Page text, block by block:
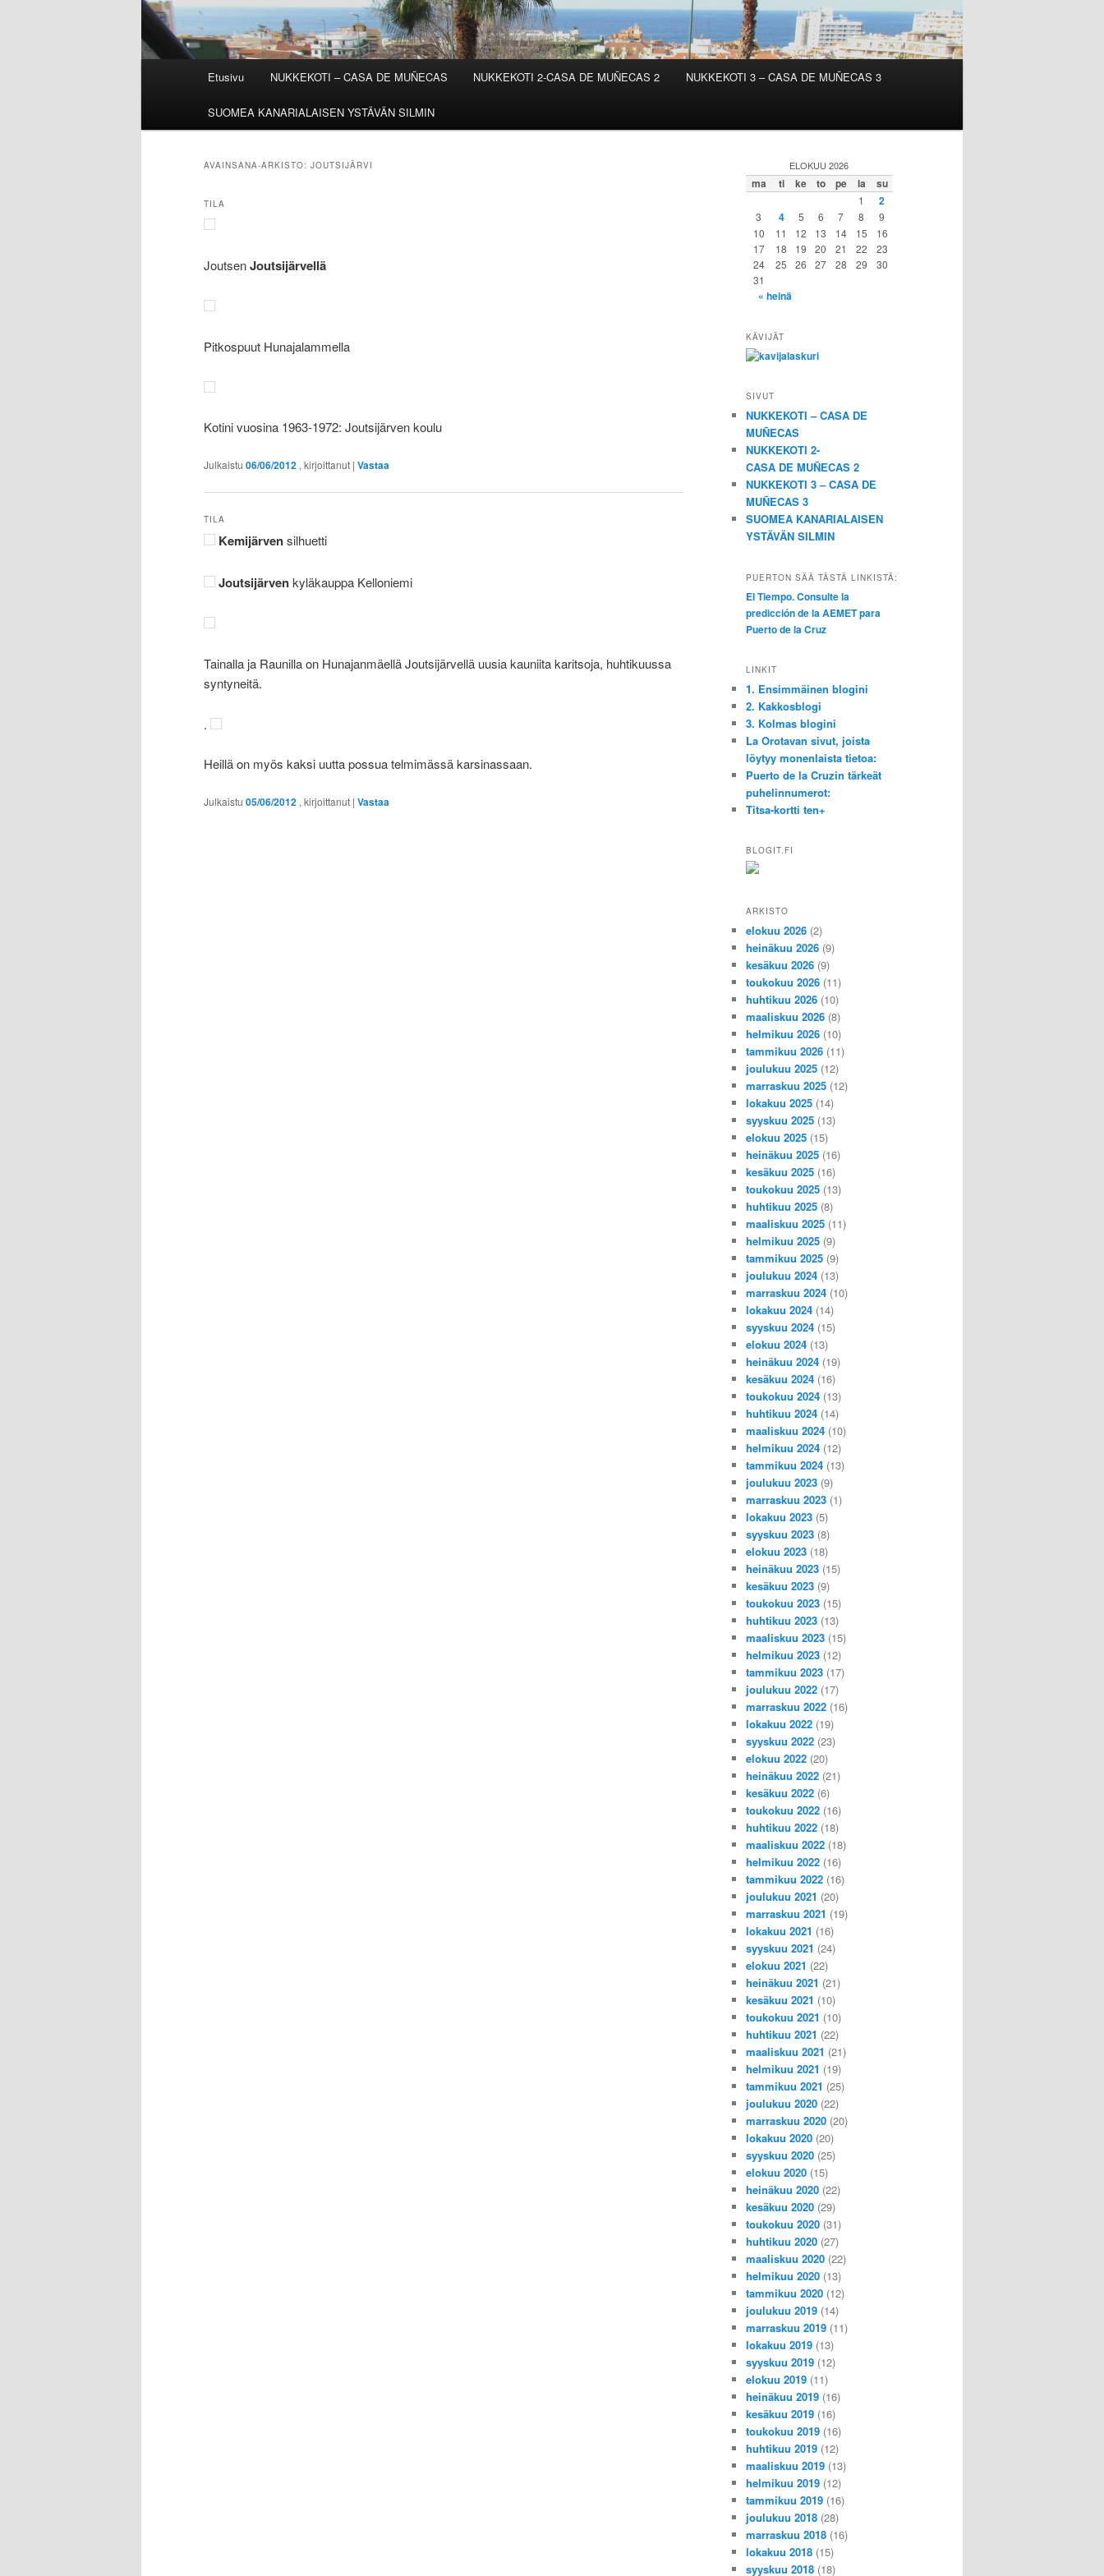
Etusivu NUKKEKOTI – CASA DE MUÑECAS NUKKEKOTI 2-CASA DE MUÑECAS 2 NUKKEKOTI 3 – CASA DE MUÑECAS 3
SUOMEA KANARIALAISEN YSTÄVÄN SILMIN
AVAINSANA-ARKISTO: JOUTSIJÄRVI
TILA
JoutsenJoutsijärvellä
Pitkospuut Hunajalammella
Kotini vuosina 1963-1972: Joutsijärven koulu
Julkaistu 06/06/2012 , kirjoittanut | Vastaa
TILA
Kemijärvensilhuetti
Joutsijärvenkyläkauppa Kelloniemi
Tainalla ja Raunilla on Hunajanmäellä Joutsijärvellä uusia kauniita karitsoja, huhtikuussa
syntyneitä.
.
Heillä on myös kaksi uutta possua telmimässä karsinassaan.
Julkaistu 05/06/2012 , kirjoittanut | Vastaa
ELOKUU 2026
ma ti ke to pe la su
1 2
3 4 5 6 7 8
9
10
11 12 13 14 15
16
17
18 19 20 21 22
23
24
25 26 27 28 29
30
31
« heinä
KÄVIJÄT
SIVUT
NUKKEKOTI – CASA DE
MUÑECAS
NUKKEKOTI 2-
CASA DE MUÑECAS 2
NUKKEKOTI 3 – CASA DE
MUÑECAS 3
SUOMEA KANARIALAISEN
YSTÄVÄN SILMIN
PUERTON SÄÄ TÄSTÄ LINKISTÄ:
El Tiempo. Consulte la
predicción de la AEMET para
Puerto de la Cruz
LINKIT
1. Ensimmäinen blogini
2. Kakkosblogi
3. Kolmas blogini
La Orotavan sivut, joista
löytyy monenlaista tietoa:
Puerto de la Cruzin tärkeät
puhelinnumerot:
Titsa-kortti ten+
BLOGIT.FI
ARKISTO
elokuu 2026 (2)
heinäkuu 2026 (9)
kesäkuu 2026 (9)
toukokuu 2026 (11)
huhtikuu 2026 (10)
maaliskuu 2026 (8)
helmikuu 2026 (10)
tammikuu 2026 (11)
joulukuu 2025 (12)
marraskuu 2025 (12)
lokakuu 2025 (14)
syyskuu 2025 (13)
elokuu 2025 (15)
heinäkuu 2025 (16)
kesäkuu 2025 (16)
toukokuu 2025 (13)
huhtikuu 2025 (8)
maaliskuu 2025 (11)
helmikuu 2025 (9)
tammikuu 2025 (9)
joulukuu 2024 (13)
marraskuu 2024 (10)
lokakuu 2024 (14)
syyskuu 2024 (15)
elokuu 2024 (13)
heinäkuu 2024 (19)
kesäkuu 2024 (16)
toukokuu 2024 (13)
huhtikuu 2024 (14)
maaliskuu 2024 (10)
helmikuu 2024 (12)
tammikuu 2024 (13)
joulukuu 2023 (9)
marraskuu 2023 (1)
lokakuu 2023 (5)
syyskuu 2023 (8)
elokuu 2023 (18)
heinäkuu 2023 (15)
kesäkuu 2023 (9)
toukokuu 2023 (15)
huhtikuu 2023 (13)
maaliskuu 2023 (15)
helmikuu 2023 (12)
tammikuu 2023 (17)
joulukuu 2022 (17)
marraskuu 2022 (16)
lokakuu 2022 (19)
syyskuu 2022 (23)
elokuu 2022 (20)
heinäkuu 2022 (21)
kesäkuu 2022 (6)
toukokuu 2022 (16)
huhtikuu 2022 (18)
maaliskuu 2022 (18)
helmikuu 2022 (16)
tammikuu 2022 (16)
joulukuu 2021 (20)
marraskuu 2021 (19)
lokakuu 2021 (16)
syyskuu 2021 (24)
elokuu 2021 (22)
heinäkuu 2021 (21)
kesäkuu 2021 (10)
toukokuu 2021 (10)
huhtikuu 2021 (22)
maaliskuu 2021 (21)
helmikuu 2021 (19)
tammikuu 2021 (25)
joulukuu 2020 (22)
marraskuu 2020 (20)
lokakuu 2020 (20)
syyskuu 2020 (25)
elokuu 2020 (15)
heinäkuu 2020 (22)
kesäkuu 2020 (29)
toukokuu 2020 (31)
huhtikuu 2020 (27)
maaliskuu 2020 (22)
helmikuu 2020 (13)
tammikuu 2020 (12)
joulukuu 2019 (14)
marraskuu 2019 (11)
lokakuu 2019 (13)
syyskuu 2019 (12)
elokuu 2019 (11)
heinäkuu 2019 (16)
kesäkuu 2019 (16)
toukokuu 2019 (16)
huhtikuu 2019 (12)
maaliskuu 2019 (13)
helmikuu 2019 (12)
tammikuu 2019 (16)
joulukuu 2018 (28)
marraskuu 2018 (16)
lokakuu 2018 (15)
syyskuu 2018 (18)